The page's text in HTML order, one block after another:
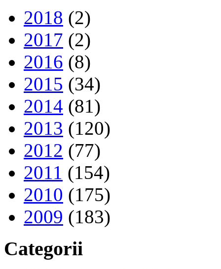
2018 (2)
2017 (2)
2016 (8)
2015 (34)
2014 (81)
2013 (120)
2012 (77)
2011 (154)
2010 (175)
2009 (183)
Categorii